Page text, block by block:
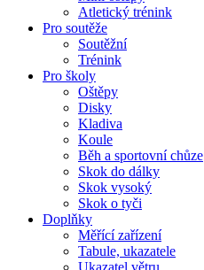
Atletický trénink
Pro soutěže
Soutěžní
Trénink
Pro školy
Oštěpy
Disky
Kladiva
Koule
Běh a sportovní chůze
Skok do dálky
Skok vysoký
Skok o tyči
Doplňky
Měřící zařízení
Tabule, ukazatele
Ukazatel větru